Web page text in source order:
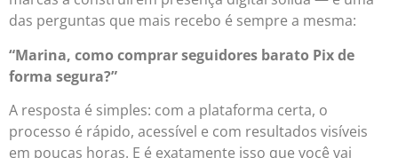
das perguntas que mais recebo é sempre a mesma:
“Marina, como comprar seguidores barato Pix de
forma segura?”
A resposta é simples: com a plataforma certa, o
processo é rápido, acessível e com resultados visíveis
em poucas horas. E é exatamente isso que você vai